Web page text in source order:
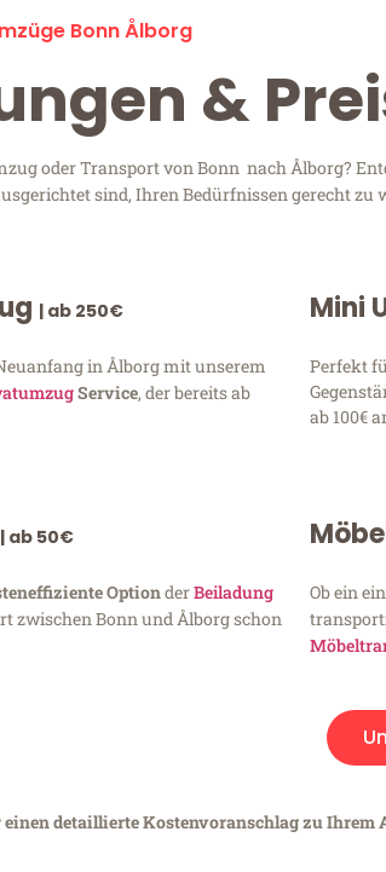
Bonn Ålborg
&
oder Transport von Bonn nach Ålborg?
sind, Ihren Bedürfnissen gerecht
| ab 250€
in Ålborg mit unserem
Service, der bereits ab
Mini
Perfekt
ab 100€
| ab 50€
OptionderBeiladung
zwischen Bonn und Ålborg schon
Ob ein
einen detaillierte Kostenvoranschlag zu Ihrem